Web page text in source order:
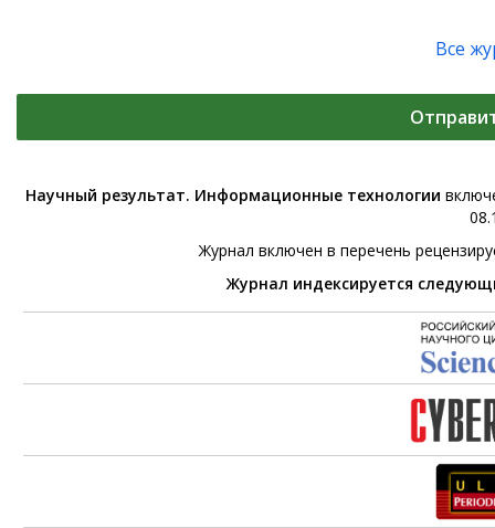
Все
Научный результат. Информационные технологии
Журнал включен в перечень
Журнал индексируется